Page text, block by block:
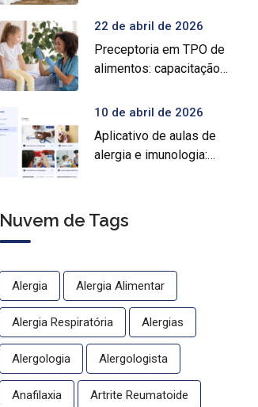
especializada
22 de abril de 2026
Preceptoria em TPO de
alimentos: capacitação
10 de abril de 2026
Aplicativo de aulas de
alergia e imunologia:
médico gratuito
Nuvem de Tags
Alergia Alergia Alimentar
Alergia Respiratória Alergias
Alergologia Alergologista
Anafilaxia Artrite Reumatoide